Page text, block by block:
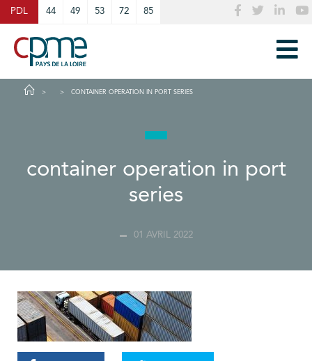
PDL 44 49 53 72 85
CONTAINER OPERATION IN PORT SERIES
container operation in port
series
01 AVRIL 2022
Cookies management panel